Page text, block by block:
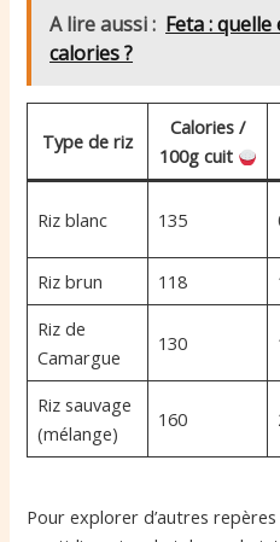
A lire aussi : Feta :
calories ?
Type de riz
Calories /
100g cuit
Riz blanc 135
Riz brun
118
Riz de
Camargue
130
Riz sauvage
(mélange)
160
Pour explorer d’autres